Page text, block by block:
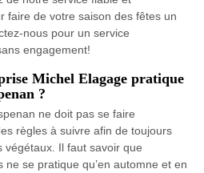
faire de votre saison des fêtes un
nous pour un service
engagement!
Michel Elagage pratique
?
ne doit pas se faire
règles à suivre afin de toujours
Il faut savoir que
ne se pratique qu’en automne et en